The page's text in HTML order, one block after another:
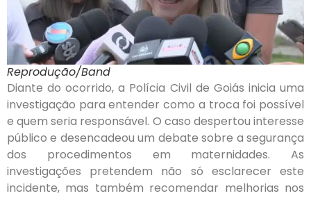
Reprodução/Band
Diante do ocorrido, a Polícia Civil de Goiás inicia uma
investigação para entender como a troca foi possível
e quem seria responsável. O caso despertou interesse
público e desencadeou um debate sobre a segurança
dos procedimentos em maternidades. As
investigações pretendem não só esclarecer este
incidente, mas também recomendar melhorias nos